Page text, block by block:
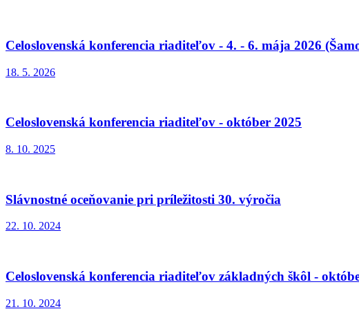
Celoslovenská konferencia riaditeľov - 4. - 6. mája 2026
18. 5. 2026
Celoslovenská konferencia riaditeľov - október 2025
8. 10. 2025
Slávnostné oceňovanie pri príležitosti 30. výročia
22. 10. 2024
Celoslovenská konferencia riaditeľov základných škôl -
21. 10. 2024